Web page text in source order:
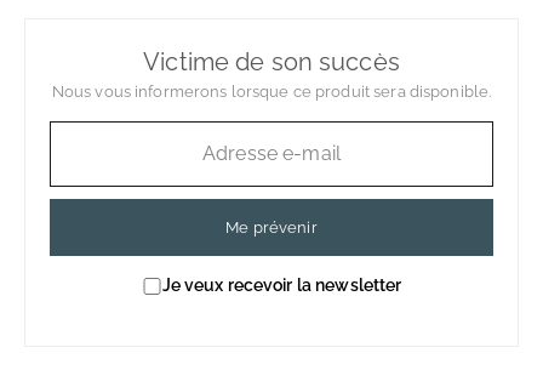
Victime de son succès
Nous vous informerons lorsque ce produit sera disponible.
Me prévenir
Je veux recevoir la newsletter